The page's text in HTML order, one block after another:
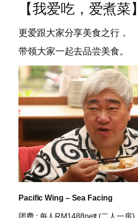
【我爱吃，爱煮菜】
更爱跟大家分享美食之行，
带领大家一起去品尝美食。
Pacific Wing – Sea Facing
团费 : 每人RM1488nett (二人一房)